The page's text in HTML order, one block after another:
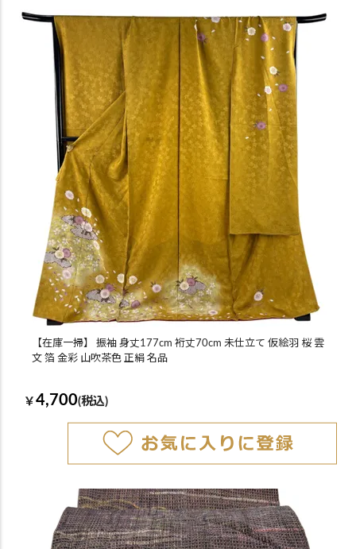
【在庫一掃】 振袖 身丈177cm 裄丈70cm 未仕立て 仮絵羽 桜 雲
文 箔 金彩 山吹茶色 正絹 名品
￥ 4,700(税込)